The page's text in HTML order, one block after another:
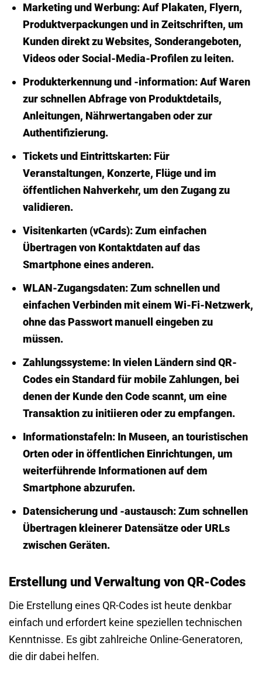
Marketing und Werbung:Auf Plakaten, Flyern,
Produktverpackungen und in Zeitschriften, um
Kunden direkt zu Websites, Sonderangeboten,
Videos oder Social-Media-Profilen zu leiten.
Produkterkennung und -information:Auf Waren
zur schnellen Abfrage von Produktdetails,
Anleitungen, Nährwertangaben oder zur
Authentifizierung.
Tickets und Eintrittskarten:Für
Veranstaltungen, Konzerte, Flüge und im
öffentlichen Nahverkehr, um den Zugang zu
validieren.
Visitenkarten (vCards):Zum einfachen
Übertragen von Kontaktdaten auf das
Smartphone eines anderen.
WLAN-Zugangsdaten:Zum schnellen und
einfachen Verbinden mit einem Wi-Fi-Netzwerk,
ohne das Passwort manuell eingeben zu
müssen.
Zahlungssysteme:In vielen Ländern sind QR-
Codes ein Standard für mobile Zahlungen, bei
denen der Kunde den Code scannt, um eine
Transaktion zu initiieren oder zu empfangen.
Informationstafeln:In Museen, an touristischen
Orten oder in öffentlichen Einrichtungen, um
weiterführende Informationen auf dem
Smartphone abzurufen.
Datensicherung und -austausch:Zum schnellen
Übertragen kleinerer Datensätze oder URLs
zwischen Geräten.
Erstellung und Verwaltung von QR-Codes
Die Erstellung eines QR-Codes ist heute denkbar
einfach und erfordert keine speziellen technischen
Kenntnisse. Es gibt zahlreiche Online-Generatoren,
die dir dabei helfen.